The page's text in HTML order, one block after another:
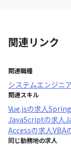
関連リンク
関連職種
システムエンジニ
関連スキル
Vue.jsの求人
JavaScriptの求人
Accessの求人VBA
同じ勤務地の求人